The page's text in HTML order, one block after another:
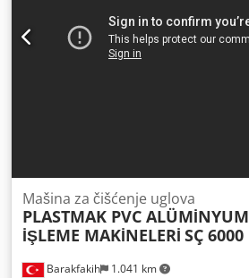
Barakfakih 1.041 km
Mašina za čišćenje uglova
PLASTMAK PVC ALÜMİNYUM
İŞLEME MAKİNELERİ SÇ 6000